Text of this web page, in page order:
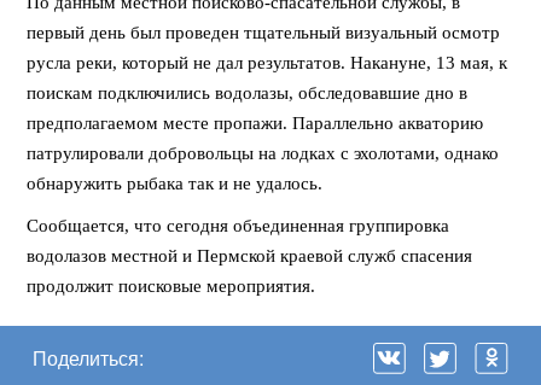
первый день был проведен тщательный визуальный осмотр
русла реки, который не дал результатов. Накануне, 13 мая, к
поискам подключились водолазы, обследовавшие дно в
предполагаемом месте пропажи. Параллельно акваторию
патрулировали добровольцы на лодках с эхолотами, однако
обнаружить рыбака так и не удалось.
Сообщается, что сегодня объединенная группировка
водолазов местной и Пермской краевой служб спасения
продолжит поисковые мероприятия.
Поделиться: